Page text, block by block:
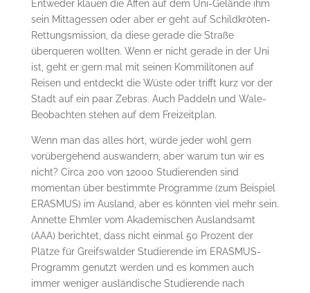
Entweder klauen die Affen auf dem Uni-Gelände ihm
sein Mittagessen oder aber er geht auf Schildkröten-
Rettungsmission, da diese gerade die Straße
überqueren wollten. Wenn er nicht gerade in der Uni
ist, geht er gern mal mit seinen Kommilitonen auf
Reisen und entdeckt die Wüste oder trifft kurz vor der
Stadt auf ein paar Zebras. Auch Paddeln und Wale-
Beobachten stehen auf dem Freizeitplan.
Wenn man das alles hört, würde jeder wohl gern
vorübergehend auswandern, aber warum tun wir es
nicht? Circa 200 von 12000 Studierenden sind
momentan über bestimmte Programme (zum Beispiel
ERASMUS) im Ausland, aber es könnten viel mehr sein.
Annette Ehmler vom Akademischen Auslandsamt
(AAA) berichtet, dass nicht einmal 50 Prozent der
Plätze für Greifswalder Studierende im ERASMUS-
Programm genutzt werden und es kommen auch
immer weniger ausländische Studierende nach